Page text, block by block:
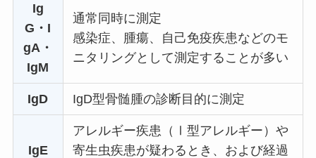
Ig
G・I
gA・
IgM
通常同時に測定
感染症、腫瘍、自己免疫疾患などのモ
ニタリングとして測定することが多い
IgD IgD型骨髄腫の診断目的に測定
IgE
アレルギー疾患（Ⅰ型アレルギー）や
寄生虫疾患が疑わるとき、および経過